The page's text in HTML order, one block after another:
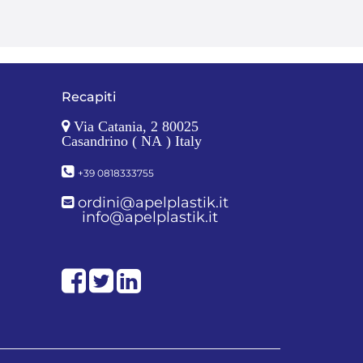
Recapiti
Via Catania, 2 80025
Casandrino ( NA ) Italy
+39 0818333755
ordini@apelplastik.it
info@apelplastik.it
Facebook
TwitterLinkedIn